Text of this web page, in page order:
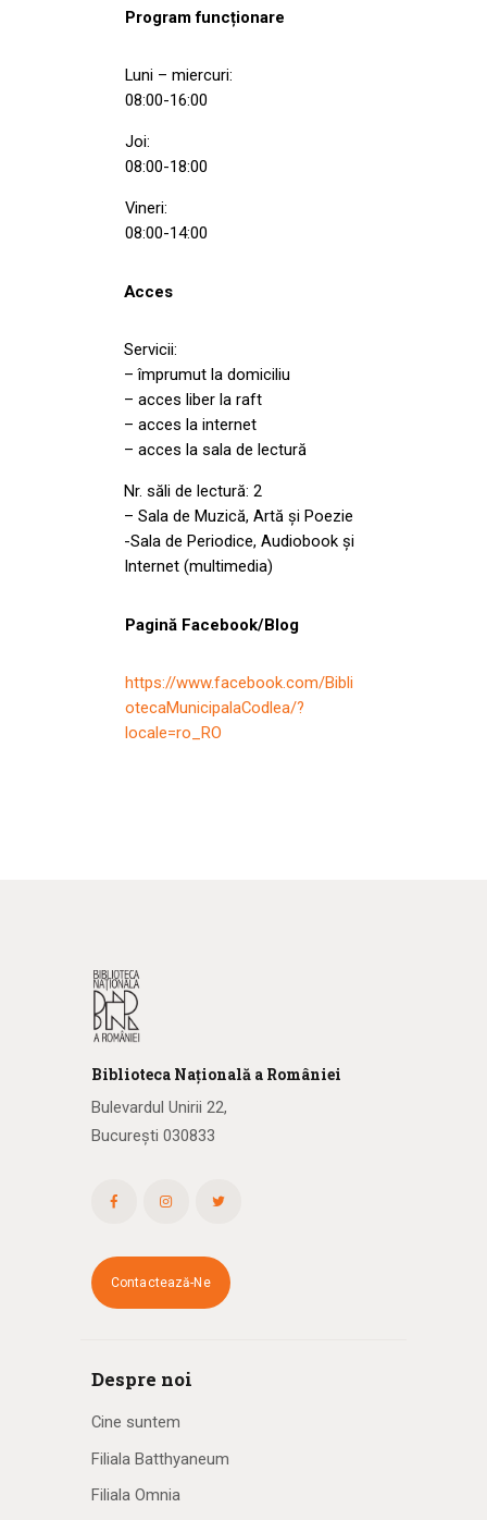
Program funcționare
Luni – miercuri:
08:00-16:00
Joi:
08:00-18:00
Vineri:
08:00-14:00
Acces
Servicii:
– împrumut la domiciliu
– acces liber la raft
– acces la internet
– acces la sala de lectură
Nr. săli de lectură: 2
– Sala de Muzică, Artă și Poezie
-Sala de Periodice, Audiobook și
Internet (multimedia)
Pagină Facebook/Blog
https://www.facebook.com/Bibli
otecaMunicipalaCodlea/?
locale=ro_RO
Biblioteca Națională a României
Bulevardul Unirii 22,
București 030833
Contactează-Ne
Despre noi
Cine suntem
Filiala Batthyaneum
Filiala Omnia